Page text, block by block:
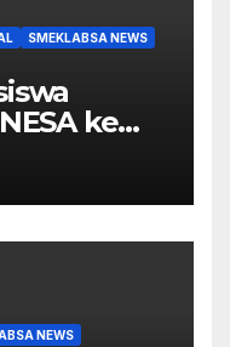
SMEKLABSA NEWS
ke
1
NEWS